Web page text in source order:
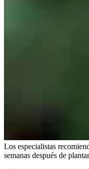
Los especialistas
semanas después de